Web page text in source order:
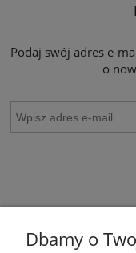
Podaj swój adres e-
o
Dbamy o